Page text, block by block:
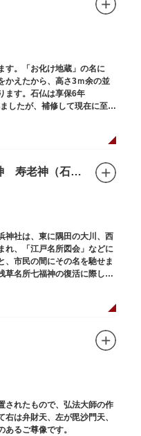
す。「お化け地蔵」の名に
かえたから、高さ3ｍ余の並
ます。石仏は享保6年
したが、補修して現在に至っ
れました。
浅草名所七福神 寿老神（石浜神社）
神社は、東に隅田の大川、西
れ、「江戸名所図会」などに
、市民の間にその名を馳せま
草名所七福神の復活に際し、
されたもので、弘法大師の作
は弁財天、左が毘沙門天、
るご尊像です。